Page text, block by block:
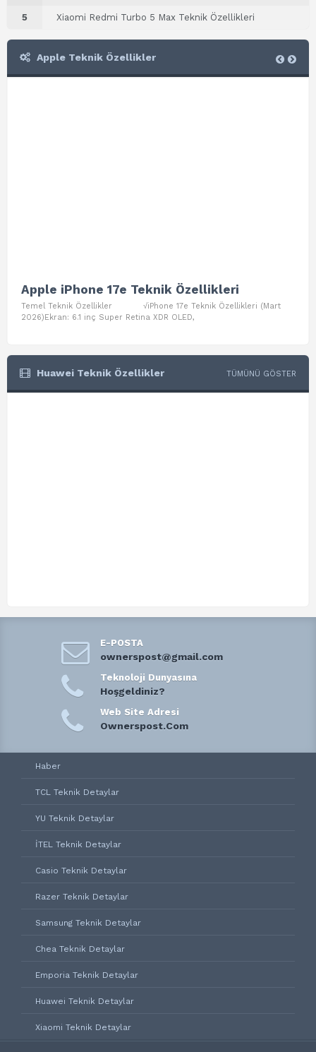
5 Xiaomi Redmi Turbo 5 Max Teknik Özellikleri
Apple Teknik Özellikler
Apple iPhone 17e Teknik Özellikleri
Temel Teknik Özellikler √iPhone 17e Teknik Özellikleri (Mart
2026)Ekran: 6.1 inç Super Retina XDR OLED,
Huawei Teknik Özellikler TÜMÜNÜ GÖSTER
E-POSTA
ownerspost@gmail.com
Teknoloji Dunyasına
Hoşgeldiniz?
Web Site Adresi
Ownerspost.Com
Haber
TCL Teknik Detaylar
YU Teknik Detaylar
İTEL Teknik Detaylar
Casio Teknik Detaylar
Razer Teknik Detaylar
Samsung Teknik Detaylar
Chea Teknik Detaylar
Emporia Teknik Detaylar
Huawei Teknik Detaylar
Xiaomi Teknik Detaylar